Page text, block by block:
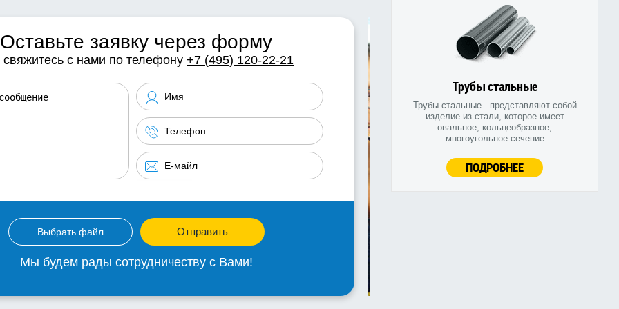
Трубы стальные
Трубы стальные . представляют собой
изделие из стали, которое имеет
овальное, кольцеобразное,
многоугольное сечение
ПОДРОБНЕЕ
Оставьте заявку через форму
свяжитесь с нами по телефону+7 (495) 120-22-21
Выбрать файл Отправить
Мы будем рады сотрудничеству с Вами!